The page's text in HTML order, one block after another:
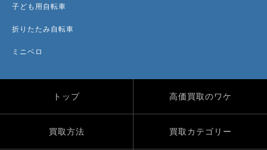
子ども用自転車
折りたたみ自転車
ミニベロ
トップ 高価買取のワケ
買取方法 買取カテゴリー